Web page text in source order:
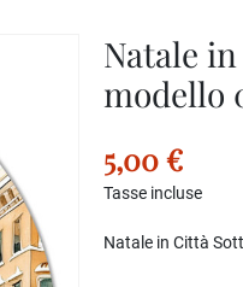
Natale
modello
5,00 €
Tasse incluse
Natale in Città